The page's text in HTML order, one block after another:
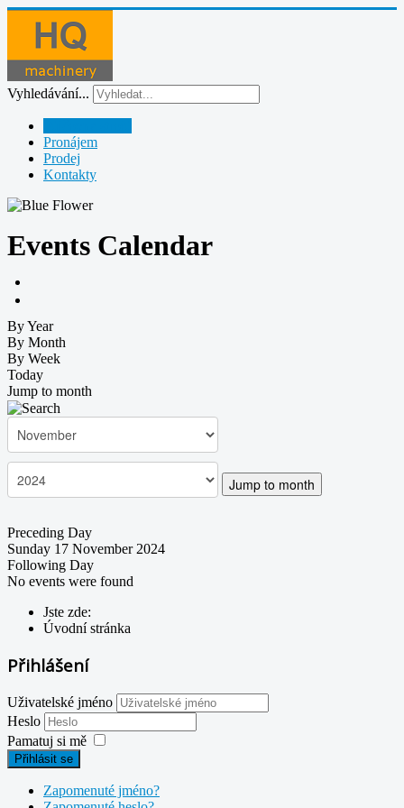
Vyhledávání...
Pronájem
Prodej
Kontakty
Events Calendar
By Year
By Month
By Week
Today
Jump to month
Jump to month
Preceding Day
Sunday 17 November 2024
Following Day
No events were found
Jste zde:
Úvodní stránka
Přihlášení
Uživatelské jméno
Heslo
Pamatuj si mě
Přihlásit se
Zapomenuté jméno?